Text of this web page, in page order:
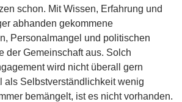
schon. Mit Wissen, Erfahrung und
abhanden gekommene
Personalmangel und politischen
der Gemeinschaft aus. Solch
wird nicht überall gern
als Selbstverständlichkeit wenig
bemängelt, ist es nicht vorhanden.